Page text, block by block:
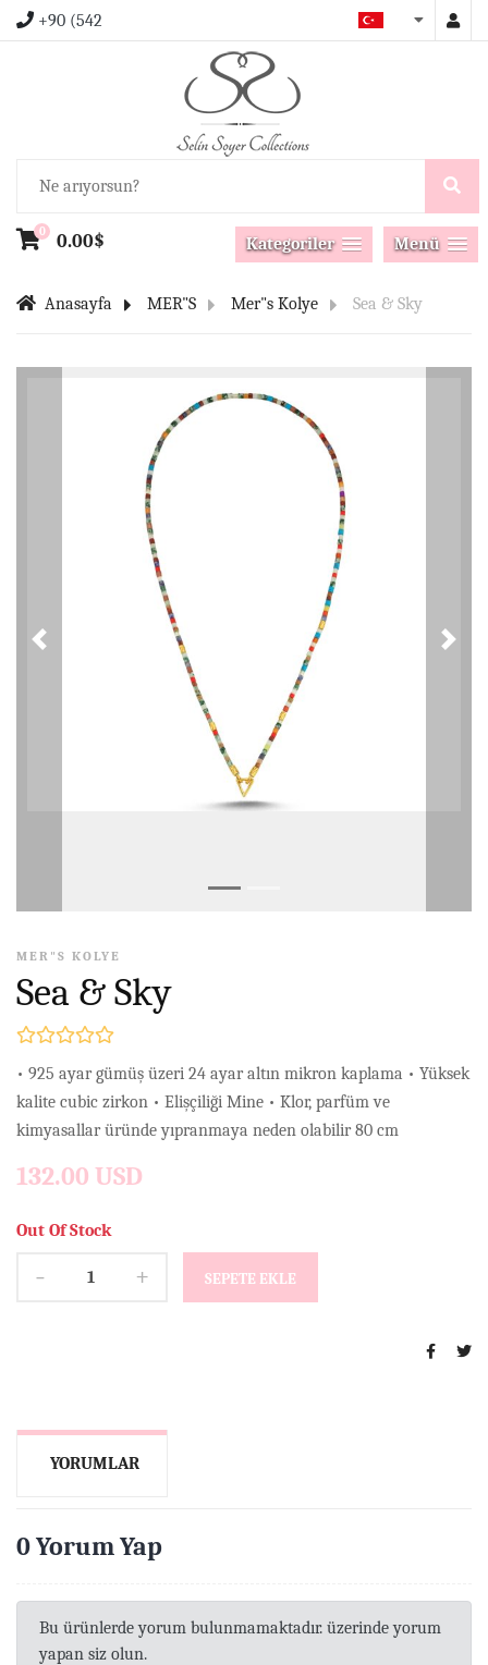
+90 (542
0 0.00$ Menü
Kategoriler
Anasayfa MER"S Mer"s Kolye Sea & Sky
MER"S KOLYE
Sea & Sky
• 925 ayar gümüş üzeri 24 ayar altın mikron kaplama • Yüksek
kalite cubic zirkon • Elişçiliği Mine • Klor, parfüm ve
kimyasallar üründe yıpranmaya neden olabilir 80 cm
132.00 USD
Out Of Stock
- + SEPETE EKLE
YORUMLAR
0 Yorum Yap
Bu ürünlerde yorum bulunmamaktadır. üzerinde yorum
yapan siz olun.